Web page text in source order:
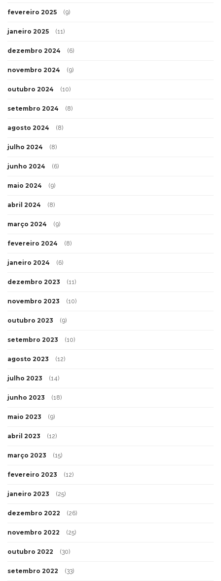
fevereiro 2025 (9)
janeiro 2025 (11)
dezembro 2024 (6)
novembro 2024 (9)
outubro 2024 (10)
setembro 2024 (8)
agosto 2024 (8)
julho 2024 (8)
junho 2024 (6)
maio 2024 (9)
abril 2024 (8)
março 2024 (9)
fevereiro 2024 (8)
janeiro 2024 (6)
dezembro 2023 (11)
novembro 2023 (10)
outubro 2023 (9)
setembro 2023 (10)
agosto 2023 (12)
julho 2023 (14)
junho 2023 (18)
maio 2023 (9)
abril 2023 (12)
março 2023 (15)
fevereiro 2023 (12)
janeiro 2023 (25)
dezembro 2022 (26)
novembro 2022 (25)
outubro 2022 (30)
setembro 2022 (33)